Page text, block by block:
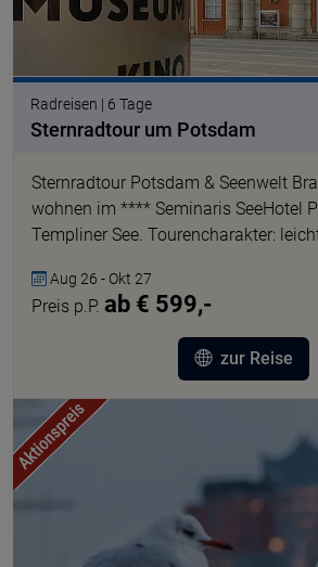
Radreisen | 6 Tage
Sternradtour um Potsdam
Sternradtour Potsdam & Seenwelt
wohnen im **** Seminaris SeeHotel
Templiner See. Tourencharakter:
Aug 26 - Okt 27
Preis p.P. ab € 599,-
zur Reise